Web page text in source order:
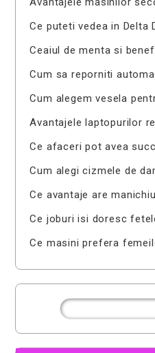
Ce puteti vedea in Delta
Ceaiul de menta si
Cum sa reporniti
Cum alegem vesela
Avantajele laptopurilor
Ce afaceri pot avea
Cum alegi cizmele de
Ce avantaje are
Ce joburi isi doresc
Ce masini prefera